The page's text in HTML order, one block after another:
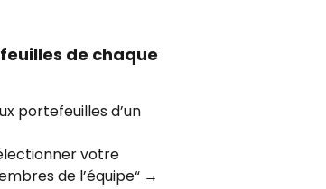
de chaque
portefeuilles d’un
votre
de l’équipe“ →